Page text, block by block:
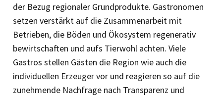
der Bezug regionaler Grundprodukte. Gastronomen
setzen verstärkt auf die Zusammen­arbeit mit
Betrieben, die Böden und Ökosystem regenerativ
bewirtschaften und aufs Tierwohl achten. Viele
Gastros stellen Gästen die Region wie auch die
individuellen Erzeuger vor und reagieren so auf die
zunehmende Nachfrage nach Transparenz und